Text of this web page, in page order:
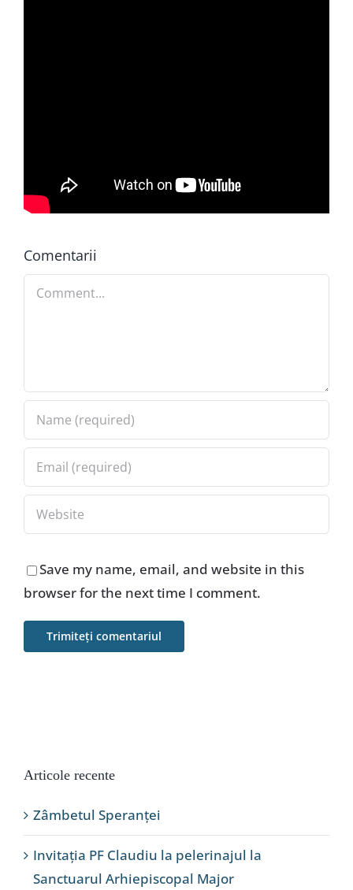
Comentarii
Comment
Save my name, email, and website in this
browser for the next time I comment.
Articole recente
Zâmbetul Speranței
Invitația PF Claudiu la pelerinajul la
Sanctuarul Arhiepiscopal Major